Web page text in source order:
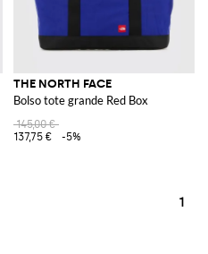
THE NORTH FACE
Bolso tote grande Red Box
145,00 €
137,75 €
-5%
1